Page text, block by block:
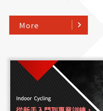
More